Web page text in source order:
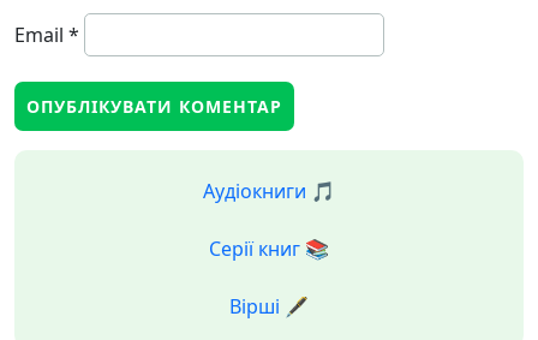
Email *
Аудіокниги 🎵
Серії книг 📚
Вірші 🖋️